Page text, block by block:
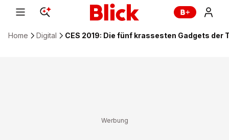
Home Digital CES 2019: Die fünf krassesten Gadgets der